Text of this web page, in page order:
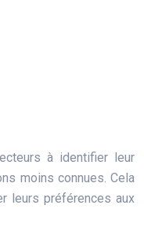
à identifier leur
moins connues. Cela
leurs préférences aux